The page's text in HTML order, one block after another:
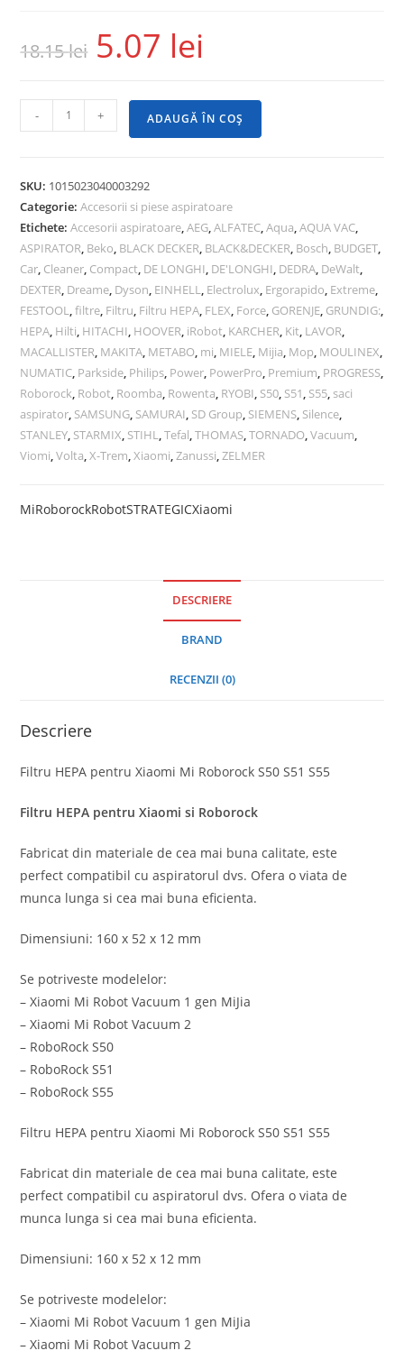
18.15lei 5.07 lei
- + ADAUGĂ ÎN COȘ
SKU: 1015023040003292
Categorie:Accesorii si piese aspiratoare
Etichete:Accesorii aspiratoare,AEG,ALFATEC,Aqua,AQUA VAC,
ASPIRATOR, Beko, BLACK DECKER, BLACK&DECKER, Bosch, BUDGET,
Car, Cleaner, Compact, DE LONGHI, DE'LONGHI, DEDRA, DeWalt,
DEXTER, Dreame, Dyson, EINHELL, Electrolux, Ergorapido, Extreme,
FESTOOL,filtre, Filtru, Filtru HEPA, FLEX, Force, GORENJE, GRUNDIG:,
HEPA, Hilti, HITACHI, HOOVER, iRobot, KARCHER, Kit, LAVOR,
MACALLISTER, MAKITA, METABO, mi, MIELE, Mijia, Mop, MOULINEX,
NUMATIC, Parkside, Philips, Power, PowerPro, Premium, PROGRESS,
Roborock, Robot, Roomba, Rowenta, RYOBI, S50, S51, S55, saci
aspirator, SAMSUNG, SAMURAI, SD Group, SIEMENS, Silence,
STANLEY, STARMIX, STIHL,Tefal,THOMAS,TORNADO,Vacuum,
Viomi,Volta,X-Trem,Xiaomi,Zanussi,ZELMER
MiRoborockRobotSTRATEGICXiaomi
DESCRIERE
BRAND
RECENZII (0)
Descriere
Filtru HEPA pentru Xiaomi Mi Roborock S50 S51 S55
Filtru HEPA pentru Xiaomi si Roborock
Fabricat din materiale de cea mai buna calitate, este
perfect compatibil cu aspiratorul dvs. Ofera o viata de
munca lunga si cea mai buna eficienta.
Dimensiuni: 160 x 52 x 12 mm
Se potriveste modelelor:
– Xiaomi Mi Robot Vacuum 1 gen MiJia
– Xiaomi Mi Robot Vacuum 2
– RoboRock S50
– RoboRock S51
– RoboRock S55
Filtru HEPA pentru Xiaomi Mi Roborock S50 S51 S55
Fabricat din materiale de cea mai buna calitate, este
perfect compatibil cu aspiratorul dvs. Ofera o viata de
munca lunga si cea mai buna eficienta.
Dimensiuni: 160 x 52 x 12 mm
Se potriveste modelelor:
– Xiaomi Mi Robot Vacuum 1 gen MiJia
– Xiaomi Mi Robot Vacuum 2